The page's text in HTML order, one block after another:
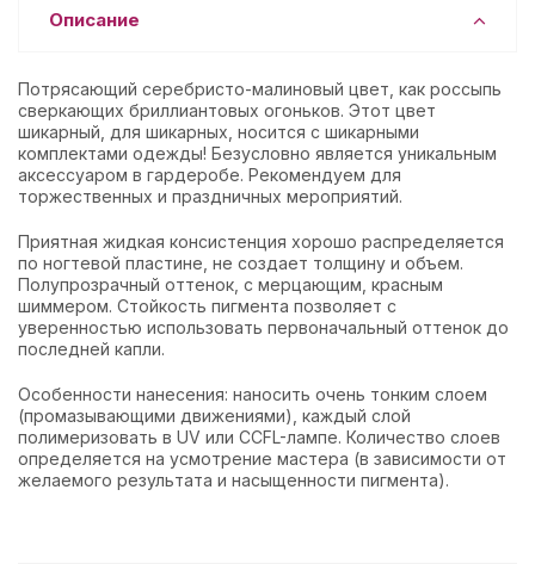
Описание
Потрясающий серебристо-малиновый цвет, как россыпь
сверкающих бриллиантовых огоньков. Этот цвет
шикарный, для шикарных, носится с шикарными
комплектами одежды! Безусловно является уникальным
аксессуаром в гардеробе. Рекомендуем для
торжественных и праздничных мероприятий.
Приятная жидкая консистенция хорошо распределяется
по ногтевой пластине, не создает толщину и объем.
Полупрозрачный оттенок, с мерцающим, красным
шиммером. Стойкость пигмента позволяет с
уверенностью использовать первоначальный оттенок до
последней капли.
Особенности нанесения: наносить очень тонким слоем
(промазывающими движениями), каждый слой
полимеризовать в UV или CCFL-лампе. Количество слоев
определяется на усмотрение мастера (в зависимости от
желаемого результата и насыщенности пигмента).